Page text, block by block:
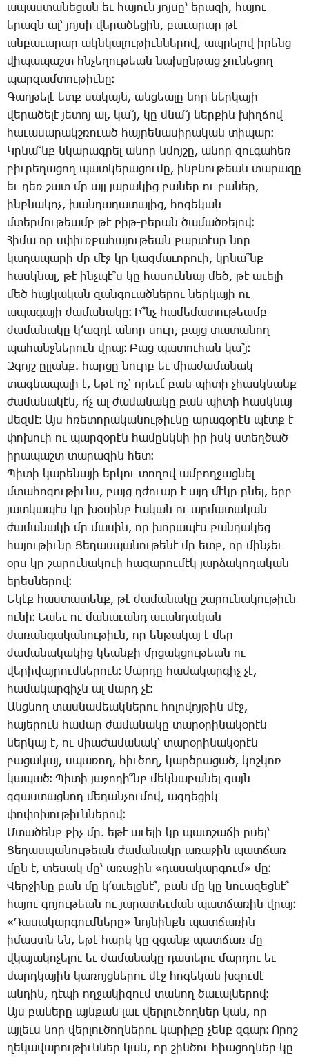
ա­պաս­տա­նե­ցան եւ հա­յուն յոյ­սը՝ ե­րա­զի, հա­յու
ե­րազն ալ՝ յոյ­սի վե­րա­ծե­ցին, բա­ւա­րար թէ
ան­բա­ւա­րար ակն­կա­լու­թիւն­նե­րով, ապ­րե­լով ի­րենց
վի­պա­պաշտ հնչե­ղու­թեան նա­խըն­թաց չու­նե­ցող
պար­զամ­տու­թիւ­նը։
­Գաղ­թե­լէ ետք սա­կայն, ան­ցեա­լը նոր ներ­կա­յի
վե­րա­ծե­լէ յե­տոյ ալ, կա՞յ, կը մնա՞յ ներ­քին խիղ­ճով
հա­ւա­սա­րակշ­ռո­ւած հայ­րե­նա­սի­րա­կան տի­պար։
Կր­նա՞նք նկա­րագ­րել ա­նոր նմոյ­շը, ա­նոր զու­գա­հեռ
բիւ­րե­ղա­ցող պատ­կե­րա­ցու­մը, ինք­նու­թեան տա­րա­զը
եւ դեռ շատ մը այլ յա­րա­կից բա­ներ ու բա­ներ,
ինք­նա­կոչ, խան­դա­ղա­տա­լից, հո­գե­կան
մտեր­մու­թեամբ թէ քիթ-բե­րան ծա­մած­ռե­լով։
­Հի­մա որ սփիւռ­քա­հա­յու­թեան քար­տէ­սը նոր
կա­ղա­պա­րի մը մէջ կը կազ­մա­ւո­րո­ւի, կրնա՞նք
հասկ­նալ, թէ ինչ­պէ՞ս կը հա­սուն­նայ մեծ, թէ ա­ւե­լի
մեծ հայ­կա­կան զան­գո­ւած­նե­րու ներ­կա­յի ու
ա­պա­գա­յի ժա­մա­նա­կը։ Ի՞նչ հա­մե­մա­տու­թեամբ
ժա­մա­նա­կը կ­’ազ­դէ ա­նոր սուր, բայց տա­տա­նող
պա­հանջ­նե­րուն վրայ։ ­Բաց պա­տու­հան կա՞յ։
Զ­գոյշ ըլ­լանք. հար­ցը նուրբ եւ միա­ժա­մա­նակ
տագ­նա­պա­լի է, ե­թէ ոչ՝ ո­րե­ւէ՛ բան պի­տի չհասկ­նանք
ժա­մա­նա­կէն, ո՛չ ալ ժա­մա­նա­կը բան պի­տի հասկ­նայ
մեզ­մէ։ Այս հռե­տո­րա­կա­նու­թիւ­նը ա­րա­գօ­րէն պէտք է
փո­խո­ւի ու պար­զօ­րէն հա­մընկ­նի իր իսկ ստեղ­ծած
ի­րա­պաշտ տա­րա­զին հետ։
­Պի­տի կա­րե­նա­յի եր­կու տո­ղով ամ­բող­ջաց­նել
մտա­հո­գու­թիւնս, բայց դժո­ւար է այդ մէ­կը ը­նել, երբ
յատ­կա­պէս կը խօ­սինք էա­կան ու ար­մա­տա­կան
ժա­մա­նա­կի մը մա­սին, որ խո­րա­պէս քան­դա­կեց
հա­յու­թիւ­նը ­Ցե­ղաս­պա­նու­թե­նէ մը ետք, որ մին­չեւ
օրս կը շա­րու­նա­կո­ւի հա­զա­րու­մէկ յար­ձա­կո­ղա­կան
ե­րես­նե­րով։
Ե­կէք հաս­տա­տենք, թէ ժա­մա­նա­կը շա­րու­նա­կու­թիւն
ու­նի։ ­Նաեւ ու մա­նա­ւանդ ա­ւան­դա­կան
ժա­ռան­գա­կա­նու­թիւն, որ են­թա­կայ է մեր
ժա­մա­նա­կա­կից կեան­քի մրցակ­ցու­թեան ու
վե­րի­վայ­րում­նե­րուն։ ­Մար­դը հա­մա­կար­գիչ չէ,
հա­մա­կար­գիչն ալ մարդ չէ։
Անց­նող տաս­նա­մեակ­նե­րու հո­լո­վոյ­թին մէջ,
հա­յե­րուն հա­մար ժա­մա­նա­կը տա­րօ­րի­նա­կօ­րէն
ներ­կայ է, ու միա­ժա­մա­նակ՝ տա­րօ­րի­նա­կօ­րէն
բա­ցա­կայ, սպա­ռող, հիւ­ծող, կարծ­րա­ցած, կոշ­կոռ
կա­պած։ ­Պի­տի յա­ջո­ղի՞նք մեկ­նա­բա­նել զայն
զգաս­տաց­նող մե­ղան­չու­մով, ազ­դե­ցիկ
փո­փո­խու­թիւն­նե­րով։
Մ­տա­ծենք քիչ մը. ե­թէ ա­ւե­լի կը պատ­շա­ճի ը­սել՝
­Ցե­ղաս­պա­նու­թեան ժա­մա­նա­կը ա­ռա­ջին պատ­ճառ
մըն է, տե­սակ մը՝ ա­ռա­ջին «դա­սա­կար­գում» մը։
­Վեր­ջի­նը բան մը կ­՚ա­ւելց­նէ՞, բան մը կը նո­ւա­զեց­նէ՞
հա­յու գո­յու­թեան ու յա­րա­տեւ­ման պատ­ճա­ռին վրայ։
«­Դա­սա­կար­գում­նե­րը» նոյ­նինքն պատ­ճա­ռին
ի­մաստն են, ե­թէ հարկ կը զգանք պատ­ճառ մը
վկա­յա­կո­չե­լու եւ ժա­մա­նա­կը դա­տե­լու մար­դու եւ
մարդ­կա­յին կա­ռոյց­նե­րու մէջ հո­գե­կան խզու­մէ
ան­դին, դէ­պի ող­ջա­կի­զում տա­նող ծա­ւալ­նե­րով։
Այս բա­նե­րը այն­քան լաւ վեր­լու­ծող­ներ կան, որ
այ­լեւս նոր վեր­լու­ծող­նե­րու կա­րի­քը չենք զգար։ Ո­րոշ
ղե­կա­վա­րու­թիւն­ներ կան, որ շին­ծու հիա­ցող­ներ կը